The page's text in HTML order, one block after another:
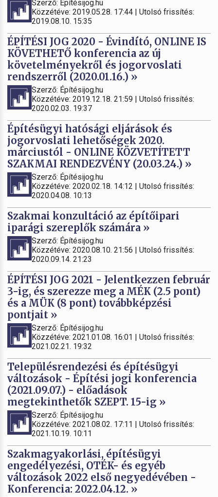
Szerző: Építésijog.hu
Közzétéve: 2019.05.28. 17:44 | Utolsó frissítés:
2019.08.10. 15:35
ÉPÍTÉSI JOG 2020 - Évindító, ONLINE IS
KÖVETHETŐ konferencia az új
követelményekről és jogorvoslati
rendszerről (2020.01.16.) »
Szerző: Építésijog.hu
Közzétéve: 2019.12.18. 21:59 | Utolsó frissítés:
2020.02.03. 19:37
Építésügyi hatósági eljárások és
jogorvoslati lehetőségek 2020.
márciustól - ONLINE KÖZVETÍTETT
SZAKMAI RENDEZVÉNY (20.03.24.) »
Szerző: Építésijog.hu
Közzétéve: 2020.02.18. 14:12 | Utolsó frissítés:
2020.04.08. 10:13
Szakmai konzultáció az építőipari
iparági szereplők számára »
Szerző: Építésijog.hu
Közzétéve: 2020.08.10. 21:56 | Utolsó frissítés:
2020.09.14. 21:23
ÉPÍTÉSI JOG 2021 - Jelentkezzen február
3-ig, és szerezze meg a MÉK (2.5 pont)
és a MÜK (8 pont) továbbképzési
pontjait »
Szerző: Építésijog.hu
Közzétéve: 2021.01.08. 16:01 | Utolsó frissítés:
2021.02.21. 19:32
Településrendezési és építésügyi
változások - Építési jogi konferencia
(2021.09.07.) - előadások
megtekinthetők SZEPT. 15-ig »
Szerző: Építésijog.hu
Közzétéve: 2021.08.02. 17:11 | Utolsó frissítés:
2021.10.19. 10:11
Szakmagyakorlási, építésügyi
engedélyezési, OTÉK- és egyéb
változások 2022 első negyedévében -
Konferencia: 2022.04.12. »